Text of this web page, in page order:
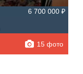
Не последний
Обмен
6 700 000 ₽
15 фото